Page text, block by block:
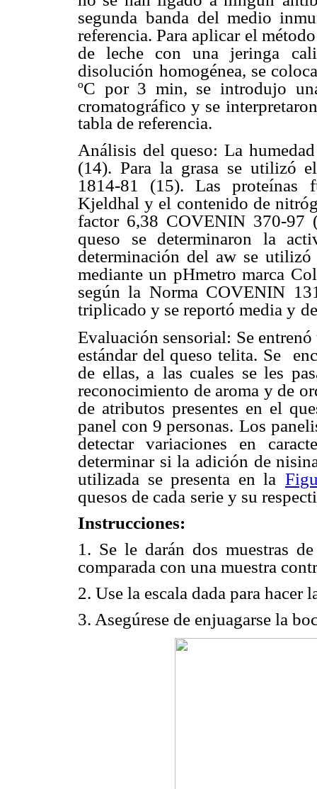
segunda banda del medio
referencia. Para aplicar el
de leche con una jeringa
disolución homogénea, se
ºC por 3 min, se introdujo
cromatográfico y se
tabla de referencia.
Análisis del queso: La
(14). Para la grasa se utilizó
1814-81 (15). Las proteínas
Kjeldhal y el contenido de
factor 6,38 COVENIN 370-97
queso se determinaron la
determinación del aw se utilizó
mediante un pHmetro marca
según la Norma COVENIN
triplicado y se reportó media y
Evaluación sensorial: Se
estándar del queso telita. Se
de ellas, a las cuales se les
reconocimiento de aroma y de
de atributos presentes en el
panel con 9 personas. Los
detectar variaciones en
determinar si la adición de
utilizada se presenta en la
quesos de cada serie y su
Instrucciones:
1. Se le darán dos muestras
comparada con una muestra
2. Use la escala dada para hacer
3. Asegúrese de enjuagarse la